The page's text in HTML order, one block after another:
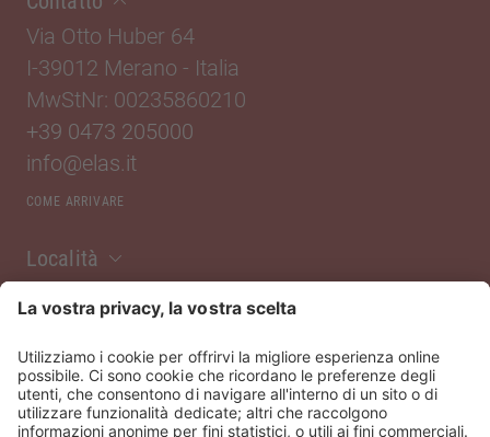
Via Otto Huber 64
I-39012 Merano - Italia
MwStNr: 00235860210
+39 0473 205000
info@elas.it
COME ARRIVARE
Località
Noi di ELAS
Servizi